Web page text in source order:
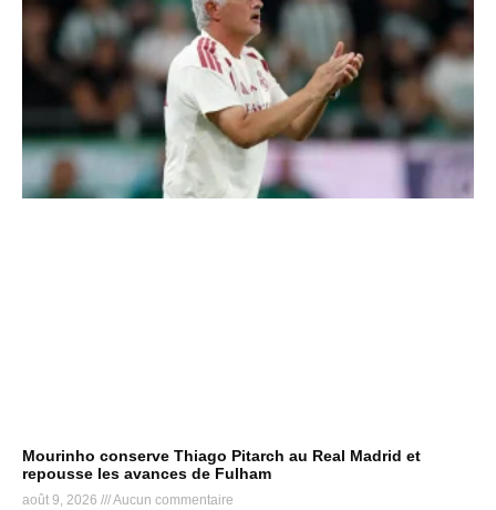
Mourinho conserve Thiago Pitarch au Real Madrid et
repousse les avances de Fulham
août 9, 2026 Aucun commentaire